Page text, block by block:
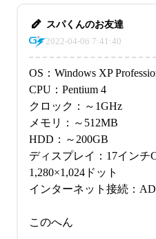
スパくんのお友達
2022-04-06 7:41:40
OS：Windows XP
CPU：Pentium 4
クロック：～1GHz
メモリ：～512MB
HDD：～200GB
ディスプレイ：17インチ
1,280×1,024ドット
インターネット接続：
このへん